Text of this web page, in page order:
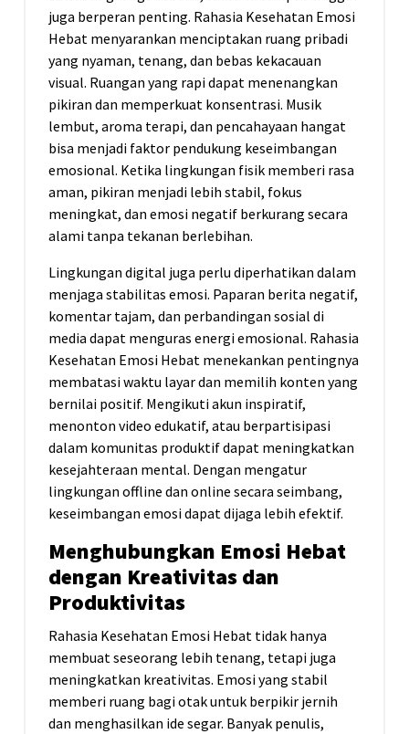
juga berperan penting. Rahasia Kesehatan Emosi
Hebat menyarankan menciptakan ruang pribadi
yang nyaman, tenang, dan bebas kekacauan
visual. Ruangan yang rapi dapat menenangkan
pikiran dan memperkuat konsentrasi. Musik
lembut, aroma terapi, dan pencahayaan hangat
bisa menjadi faktor pendukung keseimbangan
emosional. Ketika lingkungan fisik memberi rasa
aman, pikiran menjadi lebih stabil, fokus
meningkat, dan emosi negatif berkurang secara
alami tanpa tekanan berlebihan.
Lingkungan digital juga perlu diperhatikan dalam
menjaga stabilitas emosi. Paparan berita negatif,
komentar tajam, dan perbandingan sosial di
media dapat menguras energi emosional. Rahasia
Kesehatan Emosi Hebat menekankan pentingnya
membatasi waktu layar dan memilih konten yang
bernilai positif. Mengikuti akun inspiratif,
menonton video edukatif, atau berpartisipasi
dalam komunitas produktif dapat meningkatkan
kesejahteraan mental. Dengan mengatur
lingkungan offline dan online secara seimbang,
keseimbangan emosi dapat dijaga lebih efektif.
Menghubungkan Emosi Hebat
dengan Kreativitas dan
Produktivitas
Rahasia Kesehatan Emosi Hebat tidak hanya
membuat seseorang lebih tenang, tetapi juga
meningkatkan kreativitas. Emosi yang stabil
memberi ruang bagi otak untuk berpikir jernih
dan menghasilkan ide segar. Banyak penulis,